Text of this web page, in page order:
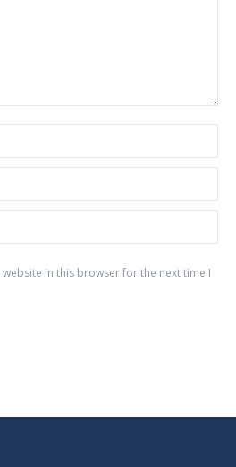
website in this browser for the next time I